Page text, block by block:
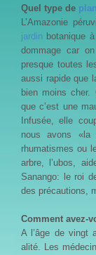
Quel type de
L’Amazonie
jardin botanique
dommage car
presque toutes
aussi rapide que
bien moins
que c’est une
Infusée, elle
nous avons «la
rhumatismes ou
arbre, l’ubos,
Sanango: le roi
des précautions,
Comment avez-
A l’âge de vingt
alité. Les